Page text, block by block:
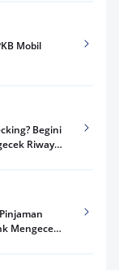
Mobil
Begini
Riwayat
Mengecek